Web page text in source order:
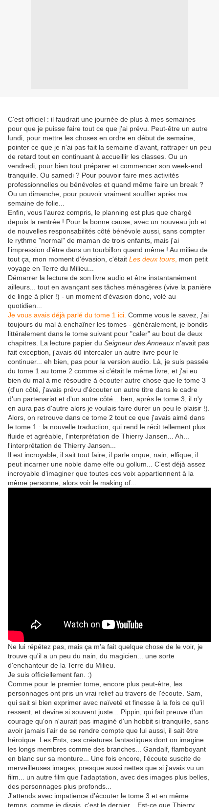
C'est officiel : il faudrait une journée de plus à mes semaines
pour que je puisse faire tout ce que j'ai prévu. Peut-être un autre
lundi, pour mettre les choses en ordre en début de semaine,
pointer ce que je n'ai pas fait la semaine d'avant, rattraper un peu
de retard tout en continuant à accueillir les classes. Ou un
vendredi, pour bien tout préparer et commencer son week-end
tranquille. Ou samedi ? Pour pouvoir faire mes activités
professionnelles ou bénévoles et quand même faire un break ?
Ou un dimanche, pour pouvoir vraiment souffler après ma
semaine de folie...
Enfin, vous l'aurez compris, le planning est plus que chargé
depuis la rentrée ! Pour la bonne cause, avec un nouveau job et
de nouvelles responsabilités côté bénévole aussi, sans compter
le rythme "normal" de maman de trois enfants, mais j'ai
l'impression d'être dans un tourbillon quand même ! Au milieu de
tout ça, mon moment d'évasion, c'était Les deux tours mon petit
voyage en Terre du Milieu...
Démarrer la lecture de son livre audio et être instantanément
ailleurs... tout en avançant ses tâches ménagères (vive la panière
de linge à plier !) - un moment d'évasion donc, volé au
quotidien...
Je vous avais déjà parlé du tome 1 ici. Comme vous le savez, j'ai
toujours du mal à enchaîner les tomes - généralement, je bondis
littéralement dans le tome suivant pour "caler" au bout de deux
chapitres. La lecture papier du Seigneur des Anneaux n'avait pas
fait exception, j'avais dû intercaler un autre livre pour le
continuer... eh bien, pas pour la version audio. Là, je suis passée
du tome 1 au tome 2 comme si c'était le même livre, et j'ai eu
bien du mal à me résoudre à écouter autre chose que le tome 3
(d'un côté, j'avais prévu d'écouter un autre titre dans le cadre
d'un partenariat et d'un autre côté... ben, après le tome 3, il n'y
en aura pas d'autre alors je voulais faire durer un peu le plaisir !).
Alors, on retrouve dans ce tome 2 tout ce que j'avais aimé dans
le tome 1 : la nouvelle traduction, qui rend le récit tellement plus
fluide et agréable, l'interprétation de Thierry Jansen... Ah...
l'interprétation de Thierry Jansen...
Il est incroyable, il sait tout faire, il parle orque, nain, elfique, il
peut incarner une noble dame elfe ou gollum... C'est déjà assez
incroyable d'imaginer que toutes ces voix appartiennent à la
même personne, alors voir le making of...
Ne lui répétez pas, mais ça m'a fait quelque chose de le voir, je
trouve qu'il a un peu du nain, du magicien... une sorte
d'enchanteur de la Terre du Milieu.
Je suis officiellement fan. :)
Comme pour le premier tome, encore plus peut-être, les
personnages ont pris un vrai relief au travers de l'écoute. Sam,
qui sait si bien exprimer avec naïveté et finesse à la fois ce qu'il
ressent, et devine si souvent juste... Pippin, qui fait preuve d'un
courage qu'on n'aurait pas imaginé d'un hobbit si tranquille, sans
avoir jamais l'air de se rendre compte que lui aussi, il sait être
héroïque. Les Ents, ces créatures fantastiques dont on imagine
les longs membres comme des branches... Gandalf, flamboyant
en blanc sur sa monture... Une fois encore, l'écoute suscite de
merveilleuses images, presque aussi nettes que si j'avais vu un
film... un autre film que l'adaptation, avec des images plus belles,
des personnages plus profonds...
J'attends avec impatience d'écouter le tome 3 et en même
temps, comme je disais, c'est le dernier... Est-ce que Thierry